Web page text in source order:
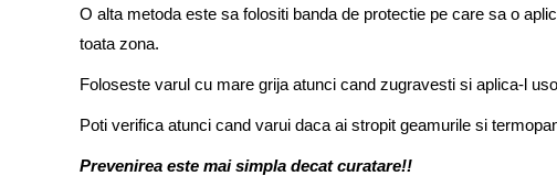
O alta metoda este sa folositi banda de protectie pe care sa o
toata zona.
Foloseste varul cu mare grija atunci cand zugravesti si aplica-l
Poti verifica atunci cand varui daca ai stropit geamurile si
Prevenirea este mai simpla decat curatare!!